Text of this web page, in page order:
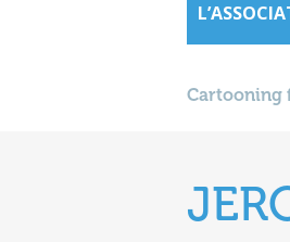
Cartooning